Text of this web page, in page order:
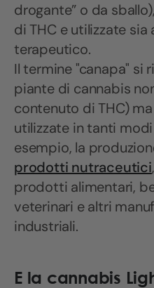
drogante” o da
di THC e utilizzate
terapeutico.
Il termine "canapa" si
piante di cannabis
contenuto di THC)
utilizzate in tanti
esempio, la
prodotti nutraceutici
prodotti alimentari,
veterinari e altri
industriali.
E la cannabis